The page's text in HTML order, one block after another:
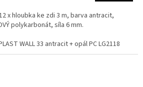
x hloubka ke zdi 3 m, barva antracit,
polykarbonát, síla 6 mm.
WALL 33 antracit + opál PC LG2118